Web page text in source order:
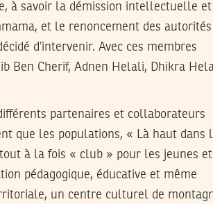
à savoir la démission intellectuelle et
et le renoncement des
d’intervenir. Avec ces membres
Ben Cherif, Adnen Helali, Dhikra
partenaires et collaborateurs
que les populations, « Là haut dans
à la fois « club » pour les jeunes
pédagogique, éducative et même
un centre culturel de